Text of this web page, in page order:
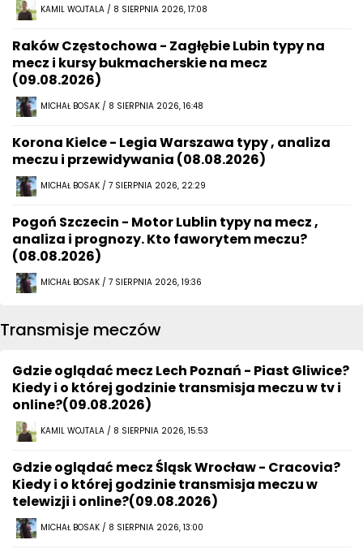
KAMIL WOJTALA / 8 SIERPNIA 2026, 17:08
Raków Częstochowa - Zagłębie Lubin typy na
mecz i kursy bukmacherskie na mecz
(09.08.2026)
MICHAŁ BOSAK / 8 SIERPNIA 2026, 16:48
Korona Kielce - Legia Warszawa typy , analiza
meczu i przewidywania (08.08.2026)
MICHAŁ BOSAK / 7 SIERPNIA 2026, 22:29
Pogoń Szczecin - Motor Lublin typy na mecz ,
analiza i prognozy. Kto faworytem meczu?
(08.08.2026)
MICHAŁ BOSAK / 7 SIERPNIA 2026, 19:36
Transmisje meczów
Gdzie oglądać mecz Lech Poznań - Piast Gliwice?
Kiedy i o której godzinie transmisja meczu w tv i
online?(09.08.2026)
KAMIL WOJTALA / 8 SIERPNIA 2026, 15:53
Gdzie oglądać mecz Śląsk Wrocław - Cracovia?
Kiedy i o której godzinie transmisja meczu w
telewizji i online?(09.08.2026)
MICHAŁ BOSAK / 8 SIERPNIA 2026, 13:00